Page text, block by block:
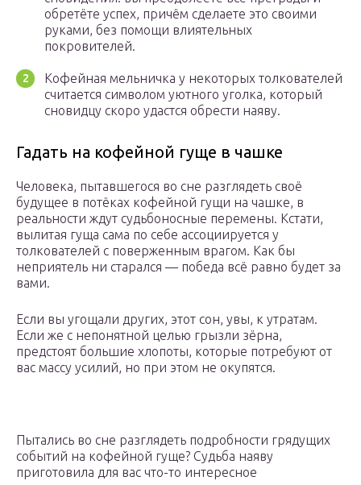
обретёте успех, причём сделаете это своими
руками, без помощи влиятельных
покровителей.
Кофейная мельничка у некоторых толкователей
считается символом уютного уголка, который
сновидцу скоро удастся обрести наяву.
Гадать на кофейной гуще в чашке
Человека, пытавшегося во сне разглядеть своё
будущее в потёках кофейной гущи на чашке, в
реальности ждут судьбоносные перемены. Кстати,
вылитая гуща сама по себе ассоциируется у
толкователей с поверженным врагом. Как бы
неприятель ни старался — победа всё равно будет за
вами.
Если вы угощали других, этот сон, увы, к утратам.
Если же с непонятной целью грызли зёрна,
предстоят большие хлопоты, которые потребуют от
вас массу усилий, но при этом не окупятся.
Пытались во сне разглядеть подробности грядущих
событий на кофейной гуще? Судьба наяву
приготовила для вас что-то интересное